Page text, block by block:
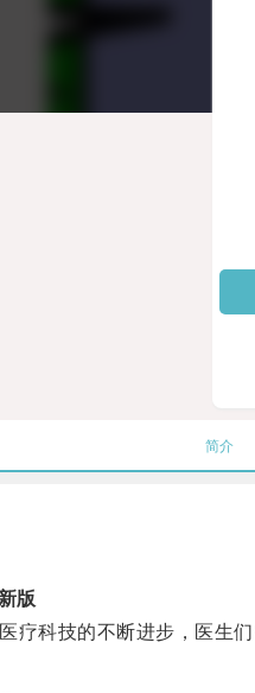
简介
版
科技的不断进步，医生们